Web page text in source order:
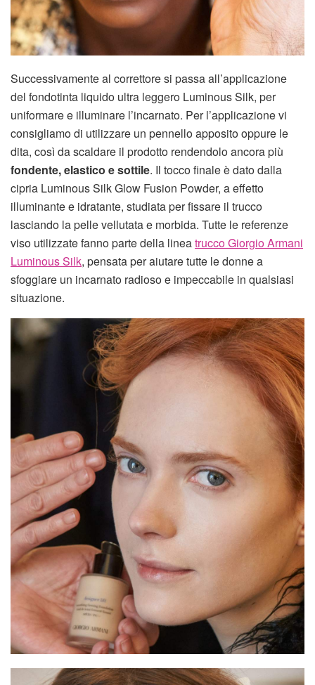
Successivamente al correttore si passa all’applicazione
del fondotinta liquido ultra leggero Luminous Silk, per
uniformare e illuminare l’incarnato. Per l’applicazione vi
consigliamo di utilizzare un pennello apposito oppure le
dita, così da scaldare il prodotto rendendolo ancora più
fondente, elastico e sottile. Il tocco finale è dato dalla
cipria Luminous Silk Glow Fusion Powder, a effetto
illuminante e idratante, studiata per fissare il trucco
lasciando la pelle vellutata e morbida. Tutte le referenze
viso utilizzate fanno parte della lineatrucco Giorgio Armani
Luminous Silk, pensata per aiutare tutte le donne a
sfoggiare un incarnato radioso e impeccabile in qualsiasi
situazione.